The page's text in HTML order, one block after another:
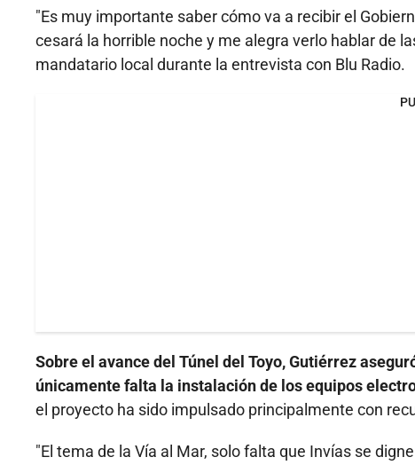
"Es muy importante saber cómo va a recibir el
cesará la horrible noche y me alegra verlo hablar de
mandatario local durante la entrevista con Blu Radio.
Sobre el avance del Túnel del Toyo, Gutiérrez
únicamente falta la instalación de los equipos
el proyecto ha sido impulsado principalmente con
"El tema de la Vía al Mar, solo falta que Invías se